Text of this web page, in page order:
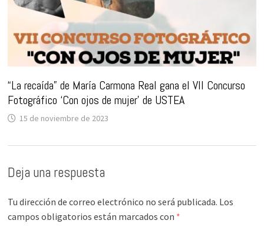
“La recaída” de María Carmona Real gana el VII Concurso
Fotográfico ‘Con ojos de mujer’ de USTEA
15 de noviembre de 2023
Deja una respuesta
Tu dirección de correo electrónico no será publicada. Los
campos obligatorios están marcados con *